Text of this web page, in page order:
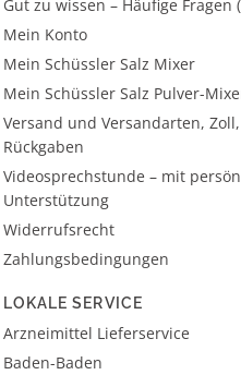
Gut zu wissen – Häufige Fragen
Mein Konto
Mein Schüssler Salz Mixer
Mein Schüssler Salz Pulver-
Versand und Versandarten, Zoll,
Rückgaben
Videosprechstunde – mit
Unterstützung
Widerrufsrecht
Zahlungsbedingungen
LOKALE SERVICE
Arzneimittel Lieferservice
Baden-Baden